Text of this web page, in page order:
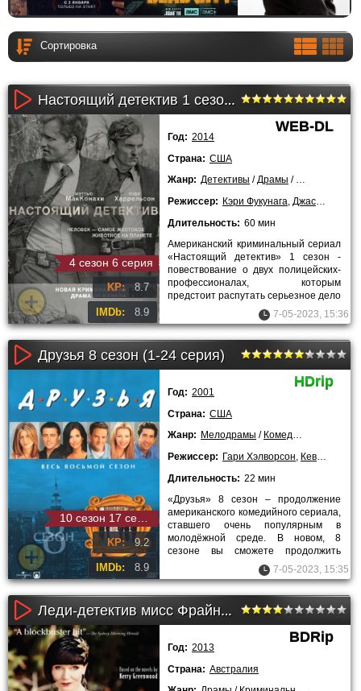
Настоящий детектив 1 сезон (1-8 серия)
4 сезон 6 серия
KP: 8.7
IMDb: 8.9
WEB-DL
Год: 2014
Страна: США
Жанр: Детективы /Драмы /
Режиссер: Кэри Фукунага, Джастин Ли
Длительность: 60 мин
Американский криминальный сериал
«Настоящий детектив» 1 сезон -
повествование о двух полицейских-
профессионалах, которым
предстоит распутать серьезное дело
об убийстве, совершенное7-05-2023, 15:36
Друзья 8 сезон (1-24 серия)
KP: 9.2
IMDb: 8.9
HDrip
Год: 2001
Страна: США
Жанр: Мелодрамы / Комедии
Режиссер: Гари Хэлворсон, Кевин Брайт
Длительность: 22 мин
«Друзья» 8 сезон – продолжение
американского комедийного сериала,
ставшего очень популярным в
молодёжной среде. В новом, 8
сезоне вы сможете продолжить
увлекательное наблюдение за
жизнью
7-05-2023, 15:35
Леди-детектив мисс Фрайни Фишер (2 сезон)
BDRip
Год: 2013
Страна: Австралия